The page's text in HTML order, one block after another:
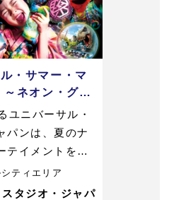
・サマー・マ
～ネオン・グロ
ユニバーサル・
パンは、夏のナ
テイメントを一
もも心の底か
できる、壮大な
ティエリア
タジオ・ジャパ